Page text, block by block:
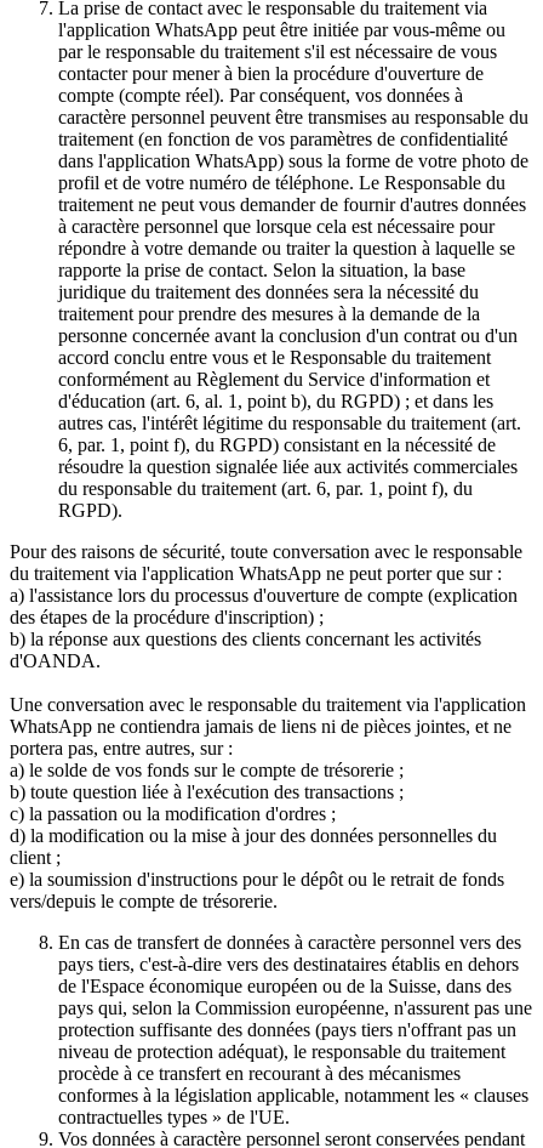
La prise de contact avec le responsable du traitement via
l'application WhatsApp peut être initiée par vous-même ou
par le responsable du traitement s'il est nécessaire de vous
contacter pour mener à bien la procédure d'ouverture de
compte (compte réel). Par conséquent, vos données à
caractère personnel peuvent être transmises au responsable du
traitement (en fonction de vos paramètres de confidentialité
dans l'application WhatsApp) sous la forme de votre photo de
profil et de votre numéro de téléphone. Le Responsable du
traitement ne peut vous demander de fournir d'autres données
à caractère personnel que lorsque cela est nécessaire pour
répondre à votre demande ou traiter la question à laquelle se
rapporte la prise de contact. Selon la situation, la base
juridique du traitement des données sera la nécessité du
traitement pour prendre des mesures à la demande de la
personne concernée avant la conclusion d'un contrat ou d'un
accord conclu entre vous et le Responsable du traitement
conformément au Règlement du Service d'information et
d'éducation (art. 6, al. 1, point b), du RGPD) ; et dans les
autres cas, l'intérêt légitime du responsable du traitement (art.
6, par. 1, point f), du RGPD) consistant en la nécessité de
résoudre la question signalée liée aux activités commerciales
du responsable du traitement (art. 6, par. 1, point f), du
RGPD).
Pour des raisons de sécurité, toute conversation avec le responsable
du traitement via l'application WhatsApp ne peut porter que sur :
a) l'assistance lors du processus d'ouverture de compte (explication
des étapes de la procédure d'inscription) ;
b) la réponse aux questions des clients concernant les activités
d'OANDA.
Une conversation avec le responsable du traitement via l'application
WhatsApp ne contiendra jamais de liens ni de pièces jointes, et ne
portera pas, entre autres, sur :
a) le solde de vos fonds sur le compte de trésorerie ;
b) toute question liée à l'exécution des transactions ;
c) la passation ou la modification d'ordres ;
d) la modification ou la mise à jour des données personnelles du
client ;
e) la soumission d'instructions pour le dépôt ou le retrait de fonds
vers/depuis le compte de trésorerie.
En cas de transfert de données à caractère personnel vers des
pays tiers, c'est-à-dire vers des destinataires établis en dehors
de l'Espace économique européen ou de la Suisse, dans des
pays qui, selon la Commission européenne, n'assurent pas une
protection suffisante des données (pays tiers n'offrant pas un
niveau de protection adéquat), le responsable du traitement
procède à ce transfert en recourant à des mécanismes
conformes à la législation applicable, notamment les « clauses
contractuelles types » de l'UE.
Vos données à caractère personnel seront conservées pendant